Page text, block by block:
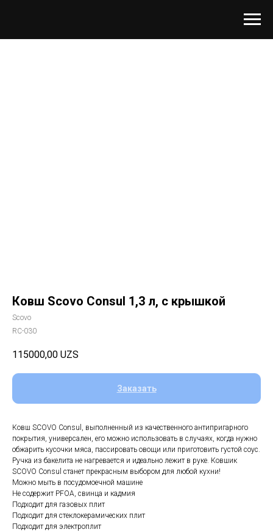
Ковш Scovo Consul 1,3 л, с крышкой
Scovo
RC-030
115000,00 UZS
Заказать
Ковш SCOVO Consul, выполненный из качественного антипригарного
покрытия, универсален, его можно использовать в случаях, когда нужно
обжарить кусочки мяса, пассировать овощи или приготовить густой соус.
Ручка из бакелита не нагревается и идеально лежит в руке. Ковшик
SCOVO Consul станет прекрасным выбором для любой кухни!
Можно мыть в посудомоечной машине
Не содержит PFOA, свинца и кадмия
Подходит для газовых плит
Подходит для стеклокерамических плит
Подходит для электроплит